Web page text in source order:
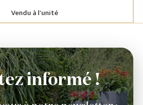
Vendu à l'unité
informé !